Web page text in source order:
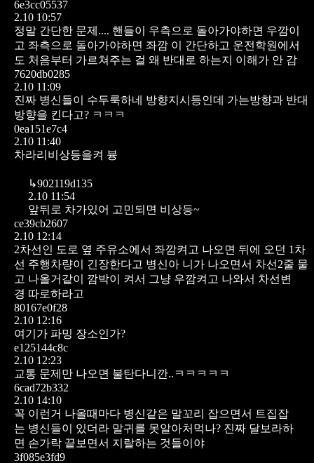
6e3cc05537
2.10 10:57
정말 간단한 문제.... 핸들이 우측으로 돌아가야하면 우깜이
고 좌측으로 돌아가야하면 좌깜 이 간단하고 운전학원에서
도 처음부터 가르쳐주는 걸 왜 반대로 하는지 이해가 안 감
7620db0285
2.10 11:09
진짜 병신들이 수두룩하네 방향지시등인데 가는방향과 반대
방향을 킨다고? ㅋㅋㅋ
0ea151e7c4
2.10 11:40
차라리비상등을켜 븅
↳902119d135
2.10 11:54
앞뒤로 차가있어 고민되면 비상등~
ce39cb2607
2.10 12:14
2차선인 도로 옆 주유소에서 좌깜켜고 나오면 뒤에 오던 1차
선 주행차량이 긴장한다고 병신아 니가 나오면서 차선2줄 물
고 나올거같이 깜박이 켜서 그냥 우깜켜고 나와서 차선변
경 따로하라고
80167e0f28
2.10 12:16
여기가 파밍 장소인가?
e125144c8c
2.10 12:23
교통 문제만 나오면 불탄다니깐..ㅋㅋㅋㅋㅋ
6cad72b332
2.10 14:10
꼭 이런거 나올때마다 병신같은 말꼬리 잡으면서 트집잡
는 병신들이 있더라 말귀를 못알아처먹나? 진짜 달보라하
면 손가락 끝보면서 지랄하는 것들이야
3f085e3fd9